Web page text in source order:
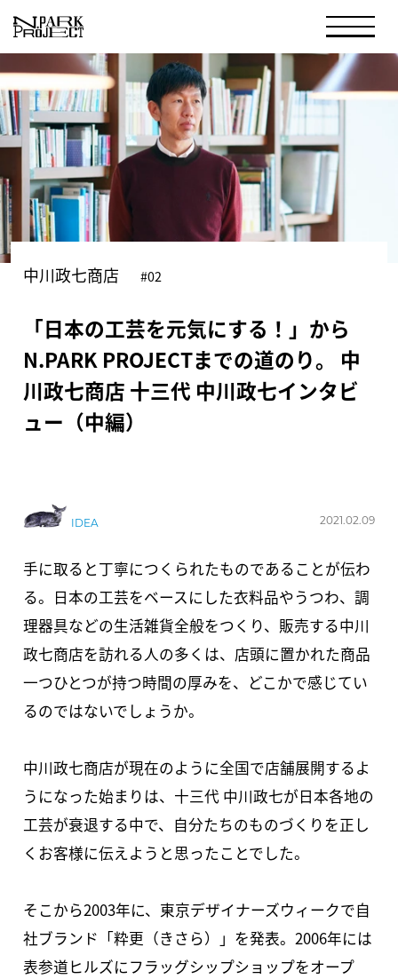
中川政七商店 #02
「日本の工芸を元気にする！」から
N.PARK PROJECTまでの道のり。 中
川政七商店 十三代 中川政七インタビ
ュー（中編）
IDEA 2021.02.09
手に取ると丁寧につくられたものであることが伝わ
る。日本の工芸をベースにした衣料品やうつわ、調
理器具などの生活雑貨全般をつくり、販売する中川
政七商店を訪れる人の多くは、店頭に置かれた商品
一つひとつが持つ時間の厚みを、どこかで感じてい
るのではないでしょうか。
中川政七商店が現在のように全国で店舗展開するよ
うになった始まりは、十三代 中川政七が日本各地の
工芸が衰退する中で、自分たちのものづくりを正し
くお客様に伝えようと思ったことでした。
そこから2003年に、東京デザイナーズウィークで自
社ブランド「粋更（きさら）」を発表。2006年には
表参道ヒルズにフラッグシップショップをオープ